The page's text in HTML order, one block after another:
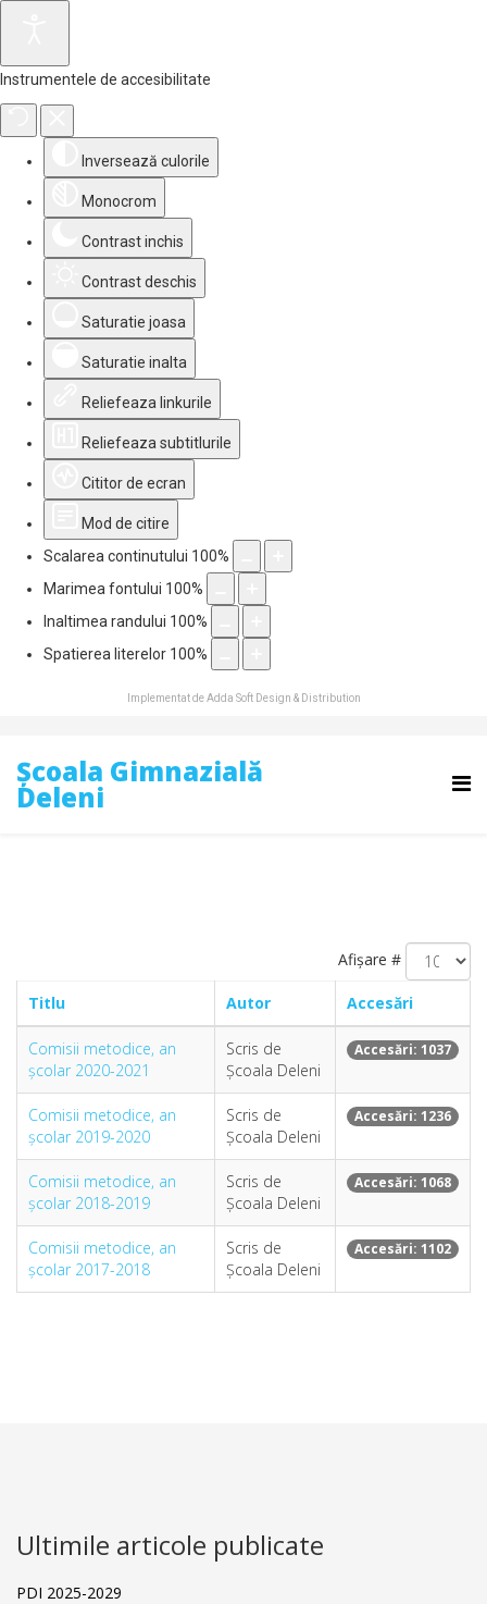
Instrumentele de accesibilitate
Inversează culorile
Monocrom
Contrast inchis
Contrast deschis
Saturatie joasa
Saturatie inalta
Reliefeaza linkurile
Reliefeaza subtitlurile
Cititor de ecran
Mod de citire
Scalarea continutului 100%
Marimea fontului 100%
Inaltimea randului 100%
Spatierea literelor 100%
Implementat deAdda Soft Design & Distribution
Școala Gimnazială
Deleni
Afișare #
Titlu Autor Accesări
Comisii metodice, an
școlar 2020-2021
Scris de
Școala Deleni
Accesări: 1037
Comisii metodice, an
școlar 2019-2020
Scris de
Școala Deleni
Accesări: 1236
Comisii metodice, an
școlar 2018-2019
Scris de
Școala Deleni
Accesări: 1068
Comisii metodice, an
școlar 2017-2018
Scris de
Școala Deleni
Accesări: 1102
Ultimile articole publicate
PDI 2025-2029